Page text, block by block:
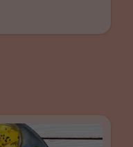
toppas
rostade sesamfrön.